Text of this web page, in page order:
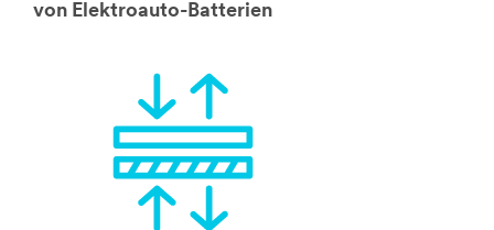
von Elektroauto-Batterien